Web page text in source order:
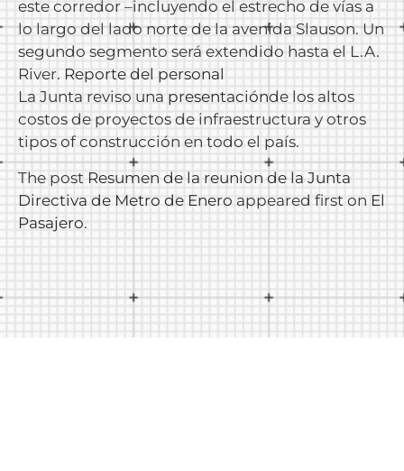
este corredor –incluyendo el estrecho de vías a
lo largo del lado norte de la avenida Slauson. Un
segundo segmento será extendido hasta el L.A.
River. Reporte del personal
La Junta reviso una presentaciónde los altos
costos de proyectos de infraestructura y otros
tipos of construcción en todo el país.
The post Resumen de la reunion de la Junta
Directiva de Metro de Enero appeared first on El
Pasajero.